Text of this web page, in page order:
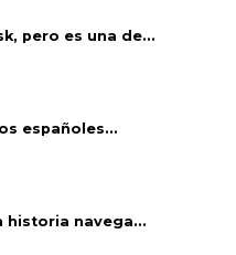
pero es una de...
españoles...
historia navega...